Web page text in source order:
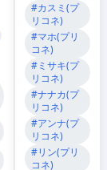
#カスミ(プ
リコネ)
#マホ(プリ
コネ)
#ミサキ(プ
リコネ)
#ナナカ(プ
リコネ)
#アンナ(プ
リコネ)
#リン(プリ
コネ)